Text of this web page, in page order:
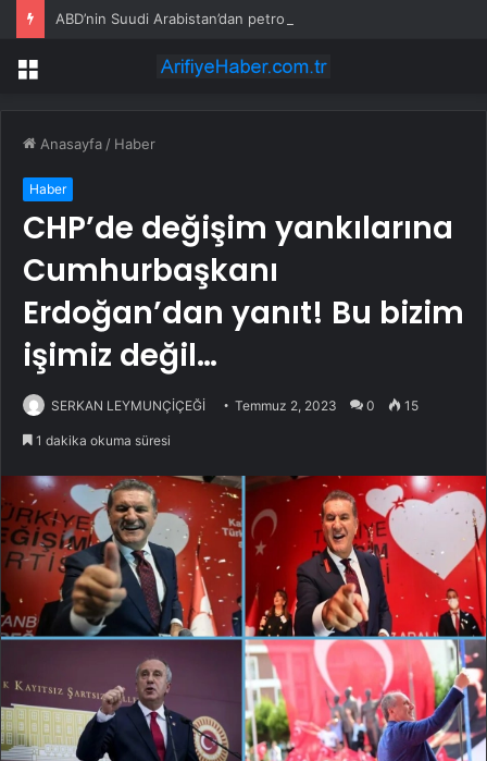
Menü
Anasayfa / Haber
Haber
CHP’de değişim yankılarına
Cumhurbaşkanı
Erdoğan’dan yanıt! Bu bizim
işimiz değil…
SERKAN LEYMUNÇİÇEĞİ Temmuz 2, 2023 0 15
1 dakika okuma süresi